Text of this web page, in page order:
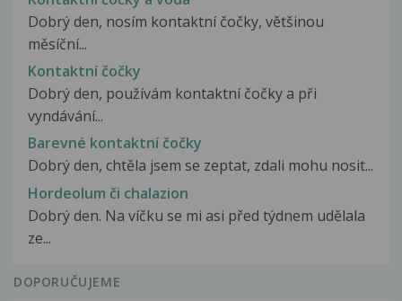
Dobrý den, nosím kontaktní čočky, většinou
měsíční...
Kontaktní čočky
Dobrý den, používám kontaktní čočky a při
vyndávání...
Barevné kontaktní čočky
Dobrý den, chtěla jsem se zeptat, zdali mohu nosit...
Hordeolum či chalazion
Dobrý den. Na víčku se mi asi před týdnem udělala
ze...
DOPORUČUJEME